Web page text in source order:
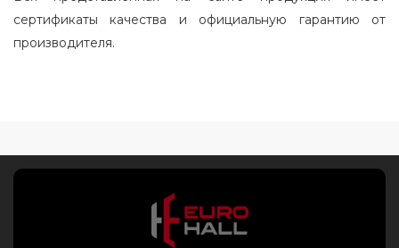
сертификаты качества и официальную гарантию от
производителя.